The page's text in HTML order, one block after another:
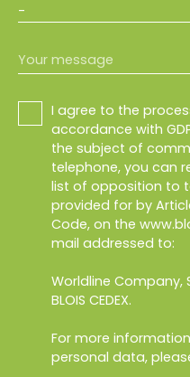
-
Your message
I agree to the
accordance with
the subject of
telephone, you can
list of opposition to
provided for by
Code, on the
mail addressed to:
Worldline Company,
BLOIS CEDEX.
For more
personal data,